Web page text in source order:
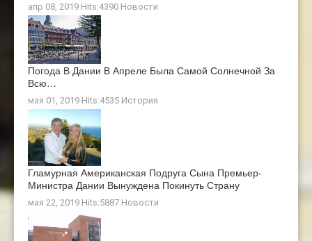
апр 08, 2019 Hits:4390 Новости
Погода В Дании В Апреле Была Самой Солнечной За
Всю…
мая 01, 2019 Hits:4535 История
Гламурная Американская Подруга Сына Премьер-
Министра Дании Вынуждена Покинуть Страну
мая 22, 2019 Hits:5887 Новости